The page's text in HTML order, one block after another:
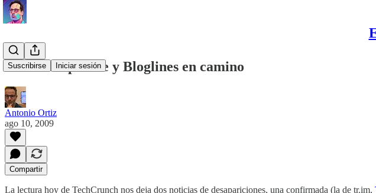
Suscribirse Iniciar sesión
Tr.im desaparece y Bloglines en camino
Antonio Ortiz
ago 10, 2009
Compartir
La lectura hoy de TechCrunch nos deja dos noticias de desapariciones, una confirmada (la de tr.im,